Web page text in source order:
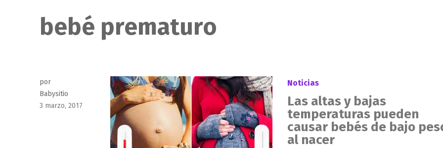
bebé prematuro
por
Babysitio
Publicado
3 marzo, 2017
Noticias
Las altas y bajas
temperaturas pueden
causar bebés de bajo
al nacer